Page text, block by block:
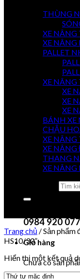
7 NGÀY
TOÀN QUỐC
THANH TOÁN
KHI NHẬN HÀNG
TỐT NHẤT
0915 851 488
0984 920 077
Giỏ hàng
Chưa có sản
THÙNG
XE NÂNG
XE
PALLET
XE NÂNG
XE
XE
XE
BÁNH XE
CHẬU
XE NÂNG
XE
THANG
XE
Trang chủ /Sản phẩm
HS10/30”
Hiển thị một kết quả